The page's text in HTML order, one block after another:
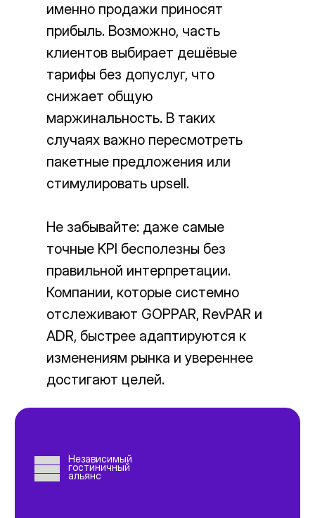
именно продажи приносят
прибыль. Возможно, часть
клиентов выбирает дешёвые
тарифы без допуслуг, что
снижает общую
маржинальность. В таких
случаях важно пересмотреть
пакетные предложения или
стимулировать upsell.
Не забывайте: даже самые
точные KPI бесполезны без
правильной интерпретации.
Компании, которые системно
отслеживают GOPPAR, RevPAR и
ADR, быстрее адаптируются к
изменениям рынка и увереннее
достигают целей.